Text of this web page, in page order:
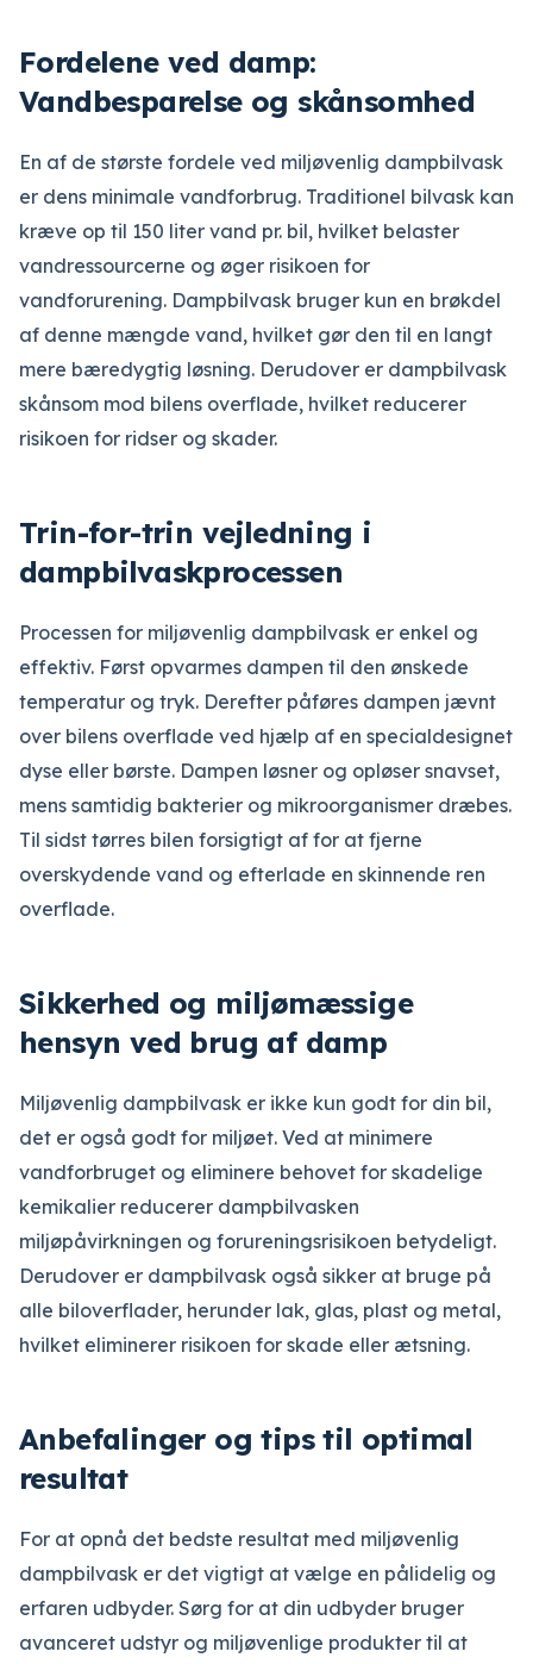
Fordelene ved damp:
Vandbesparelse og skånsomhed
En af de største fordele ved miljøvenlig dampbilvask
er dens minimale vandforbrug. Traditionel bilvask kan
kræve op til 150 liter vand pr. bil, hvilket belaster
vandressourcerne og øger risikoen for
vandforurening. Dampbilvask bruger kun en brøkdel
af denne mængde vand, hvilket gør den til en langt
mere bæredygtig løsning. Derudover er dampbilvask
skånsom mod bilens overflade, hvilket reducerer
risikoen for ridser og skader.
Trin-for-trin vejledning i
dampbilvaskprocessen
Processen for miljøvenlig dampbilvask er enkel og
effektiv. Først opvarmes dampen til den ønskede
temperatur og tryk. Derefter påføres dampen jævnt
over bilens overflade ved hjælp af en specialdesignet
dyse eller børste. Dampen løsner og opløser snavset,
mens samtidig bakterier og mikroorganismer dræbes.
Til sidst tørres bilen forsigtigt af for at fjerne
overskydende vand og efterlade en skinnende ren
overflade.
Sikkerhed og miljømæssige
hensyn ved brug af damp
Miljøvenlig dampbilvask er ikke kun godt for din bil,
det er også godt for miljøet. Ved at minimere
vandforbruget og eliminere behovet for skadelige
kemikalier reducerer dampbilvasken
miljøpåvirkningen og forureningsrisikoen betydeligt.
Derudover er dampbilvask også sikker at bruge på
alle biloverflader, herunder lak, glas, plast og metal,
hvilket eliminerer risikoen for skade eller ætsning.
Anbefalinger og tips til optimal
resultat
For at opnå det bedste resultat med miljøvenlig
dampbilvask er det vigtigt at vælge en pålidelig og
erfaren udbyder. Sørg for at din udbyder bruger
avanceret udstyr og miljøvenlige produkter til at